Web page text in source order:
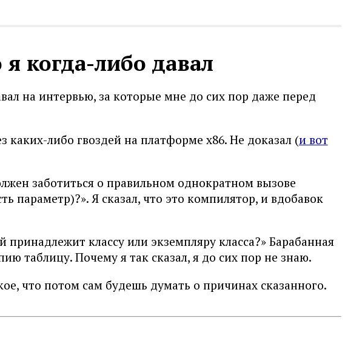
когда-либо давал
на интервью, за которые мне до сих пор даже перед
каких-либо гвоздей на платформе x86. Не доказал (и вот
заботиться о правильном однократном вызове
параметр)?». Я сказал, что это компилятор, и вдобавок
классу или экземпляру класса?» Барабанная
таблицу. Почему я так сказал, я до сих пор не знаю.
что потом сам будешь думать о причинах сказанного.